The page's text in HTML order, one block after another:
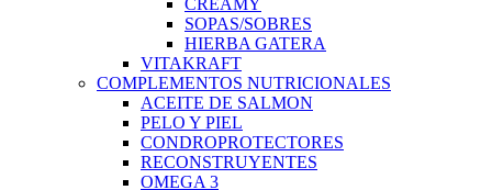
CREAMY
SOPAS/SOBRES
HIERBA GATERA
VITAKRAFT
COMPLEMENTOS NUTRICIONALES
ACEITE DE SALMON
PELO Y PIEL
CONDROPROTECTORES
RECONSTRUYENTES
OMEGA 3